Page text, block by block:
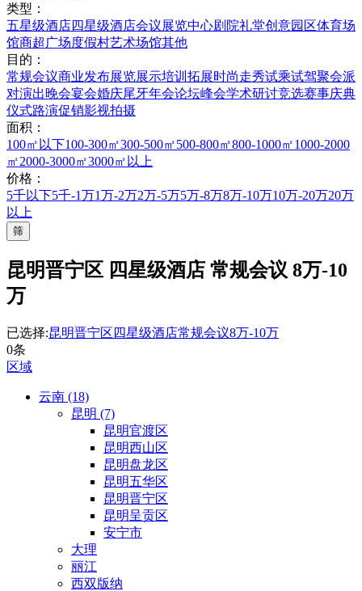
类型：
五星级酒店四星级酒店会议展览中心剧院礼堂创意园区体育场
馆商超广场度假村艺术场馆其他
目的：
常规会议商业发布展览展示培训拓展时尚走秀试乘试驾聚会派
对演出晚会宴会婚庆尾牙年会论坛峰会学术研讨竞选赛事庆典
仪式路演促销影视拍摄
面积：
100㎡以下100-300㎡300-500㎡500-800㎡800-1000㎡1000-2000
㎡2000-3000㎡3000㎡以上
价格：
5千以下5千-1万1万-2万2万-5万5万-8万8万-10万10万-20万20万
以上
筛
昆明晋宁区 四星级酒店 常规会议 8万-10
万
已选择:昆明晋宁区 四星级酒店常规会议8万-10万
0条
区域
云南 (18)
昆明 (7)
昆明官渡区
昆明西山区
昆明盘龙区
昆明五华区
昆明晋宁区
昆明呈贡区
安宁市
大理
丽江
西双版纳